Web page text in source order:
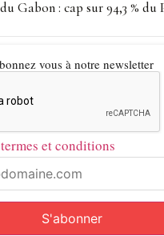
Gabon : cap sur 94,3 % du
vous à notre newsletter
termes et conditions